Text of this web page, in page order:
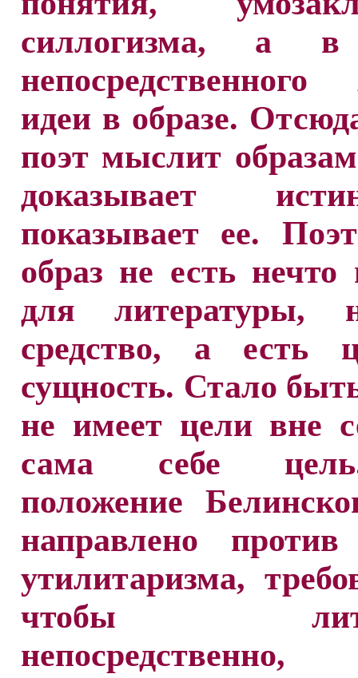
силлогизма, а
непосредственного
идеи в образе.
поэт мыслит
доказывает
показывает ее.
образ не есть нечто
для литературы,
средство, а есть
сущность. Стало
не имеет цели вне
сама себе
положение
направлено против
утилитаризма,
чтобы